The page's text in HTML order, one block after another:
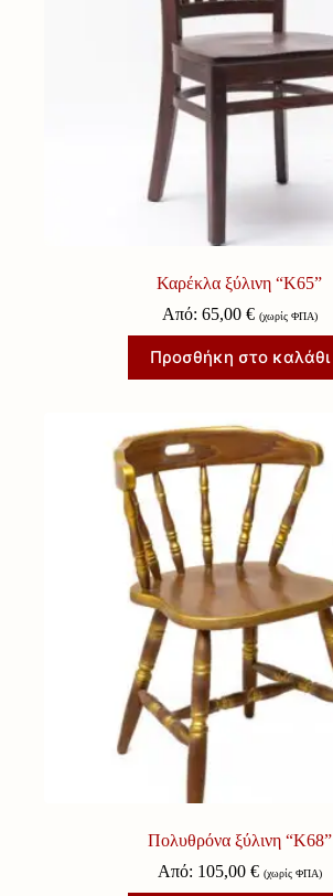
Καρέκλα ξύλινη “Κ65”
Από: 65,00 € (χωρίς ΦΠΑ)
Προσθήκη στο καλάθι
Πολυθρόνα ξύλινη “Κ68”
Από: 105,00 € (χωρίς ΦΠΑ)